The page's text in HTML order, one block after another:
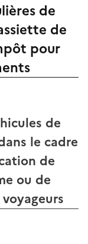
de
de
pour
de
le cadre
de
ou de